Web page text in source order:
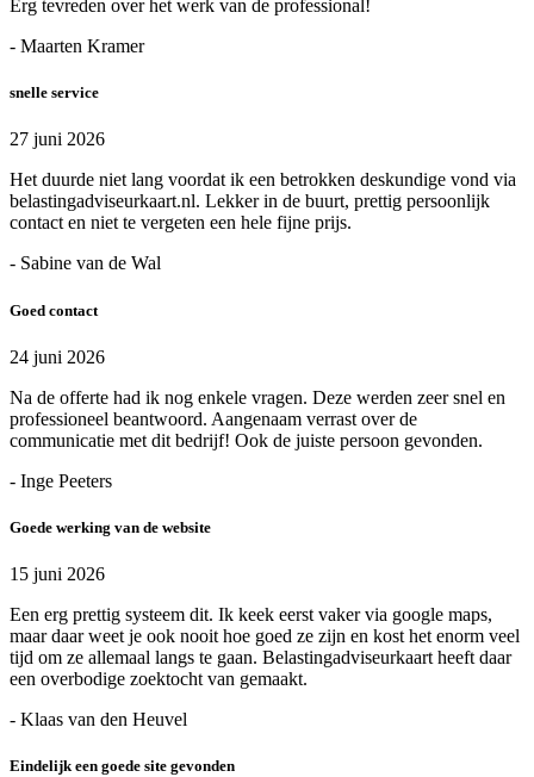
Erg tevreden over het werk van de professional!
- Maarten Kramer
snelle service
27 juni 2026
Het duurde niet lang voordat ik een betrokken deskundige vond via
belastingadviseurkaart.nl. Lekker in de buurt, prettig persoonlijk
contact en niet te vergeten een hele fijne prijs.
- Sabine van de Wal
Goed contact
24 juni 2026
Na de offerte had ik nog enkele vragen. Deze werden zeer snel en
professioneel beantwoord. Aangenaam verrast over de
communicatie met dit bedrijf! Ook de juiste persoon gevonden.
- Inge Peeters
Goede werking van de website
15 juni 2026
Een erg prettig systeem dit. Ik keek eerst vaker via google maps,
maar daar weet je ook nooit hoe goed ze zijn en kost het enorm veel
tijd om ze allemaal langs te gaan. Belastingadviseurkaart heeft daar
een overbodige zoektocht van gemaakt.
- Klaas van den Heuvel
Eindelijk een goede site gevonden